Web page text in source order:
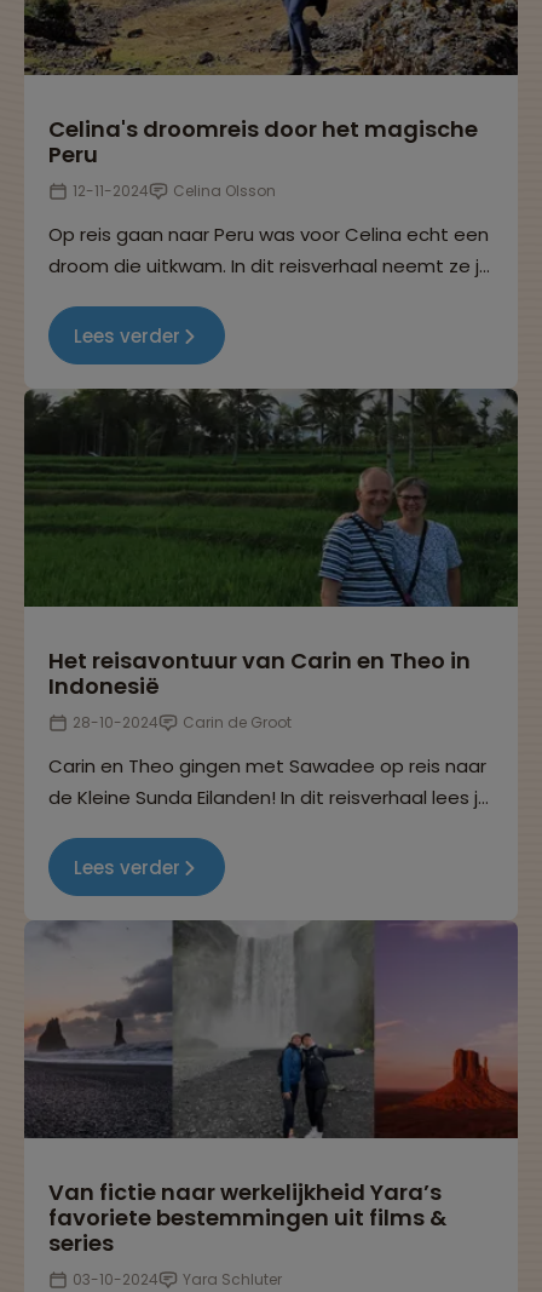
Celina's droomreis door het magische
Peru
12-11-2024 Celina Olsson
Op reis gaan naar Peru was voor Celina echt een
droom die uitkwam. In dit reisverhaal neemt ze je
Peru!Lees verder
Het reisavontuur van Carin en Theo in
Indonesië
28-10-2024 Carin de Groot
Carin en Theo gingen met Sawadee op reis naar
de Kleine Sunda Eilanden! In dit reisverhaal lees je
Lees verder
Van fictie naar werkelijkheid Yara’s
favoriete bestemmingen uit films &
series
03-10-2024 Yara Schluter